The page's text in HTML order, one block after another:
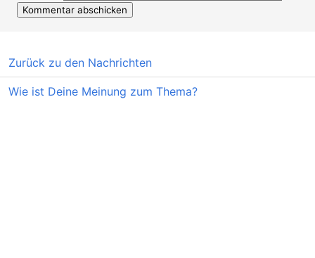
Zurück zu den Nachrichten
Wie ist Deine Meinung zum Thema?